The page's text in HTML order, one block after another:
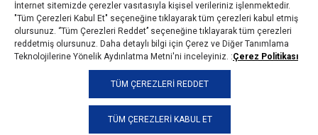
© 2025, taji.com.tr, Tüm Hakları Saklıdır.
TÜM ÇEREZLERI KABUL ET
İnternet sitemizde çerezler vasıtasıyla kişisel verileriniz işlenmektedir.
"Tüm Çerezleri Kabul Et" seçeneğine tıklayarak tüm çerezleri kabul etmiş
olursunuz. ‘’Tüm Çerezleri Reddet’’ seçeneğine tıklayarak tüm çerezleri
reddetmiş olursunuz. Daha detaylı bilgi için Çerez ve Diğer Tanımlama
Teknolojilerine Yönelik Aydınlatma Metni'ni inceleyiniz. :Çerez Politikası
TÜM ÇEREZLERI REDDET